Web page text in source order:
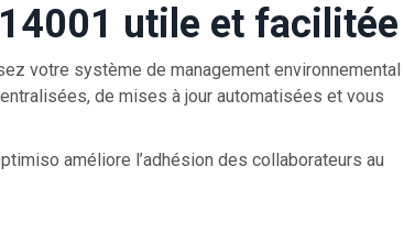
utile et facilitée
votre système de management environnemental
de mises à jour automatisées et vous
améliore l’adhésion des collaborateurs au